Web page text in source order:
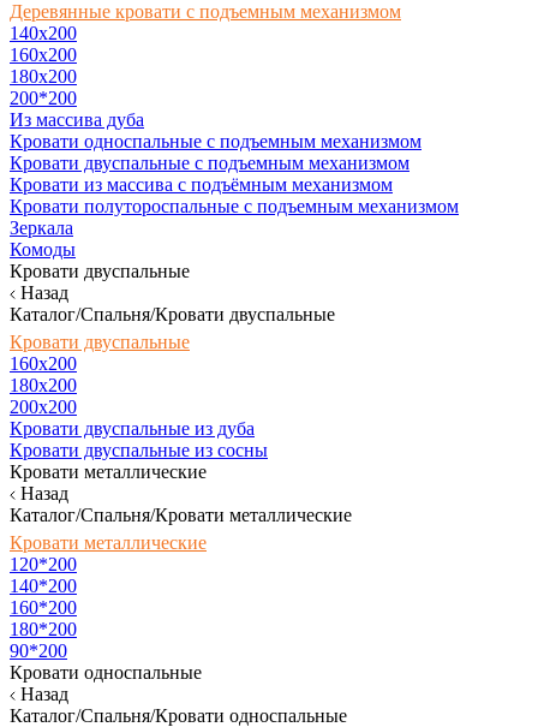
Деревянные кровати с подъемным механизмом
140x200
160х200
180х200
200*200
Из массива дуба
Кровати односпальные с подъемным механизмом
Кровати двуспальные с подъемным механизмом
Кровати из массива с подъёмным механизмом
Кровати полутороспальные с подъемным механизмом
Зеркала
Комоды
Кровати двуспальные
Назад
Каталог/Спальня/Кровати двуспальные
Кровати двуспальные
160х200
180x200
200x200
Кровати двуспальные из дуба
Кровати двуспальные из сосны
Кровати металлические
Назад
Каталог/Спальня/Кровати металлические
Кровати металлические
120*200
140*200
160*200
180*200
90*200
Кровати односпальные
Назад
Каталог/Спальня/Кровати односпальные